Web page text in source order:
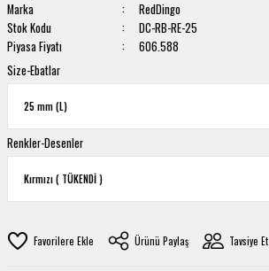
Marka
RedDingo
Stok Kodu
DC-RB-RE-25
Piyasa Fiyatı
606.588
Size-Ebatlar
Renkler-Desenler
Ürünü Paylaş Tavsiye Et